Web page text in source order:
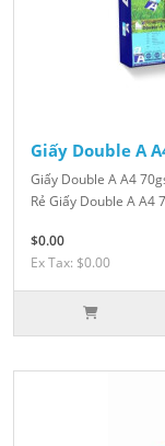
Giấy Double A
Giấy Double A A4
Rẻ Giấy Double A A4
$0.00
Ex Tax: $0.00